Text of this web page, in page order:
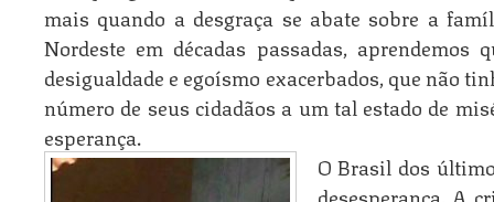
mais quando a desgraça se abate sobre a
Nordeste em décadas passadas,
desigualdade e egoísmo exacerbados, que não
número de seus cidadãos a um tal estado de
esperança.
O Brasil dos
desesperança. A